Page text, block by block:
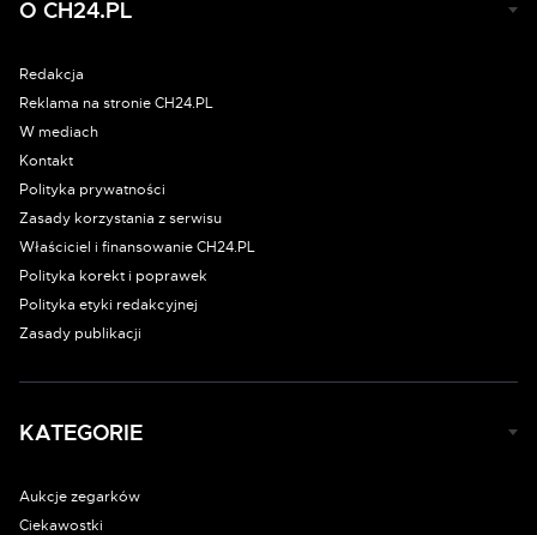
O CH24.PL
Redakcja
Reklama na stronie CH24.PL
W mediach
Kontakt
Polityka prywatności
Zasady korzystania z serwisu
Właściciel i finansowanie CH24.PL
Polityka korekt i poprawek
Polityka etyki redakcyjnej
Zasady publikacji
KATEGORIE
Aukcje zegarków
Ciekawostki